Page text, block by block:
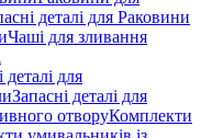
деталі для Раковини
Чаші для зливання
деталі для
Запасні деталі для
отворуКомплекти